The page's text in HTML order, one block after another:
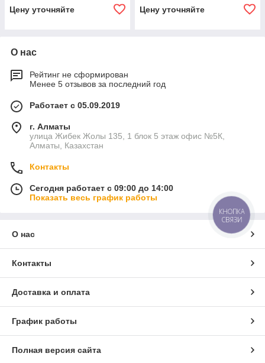
Цену уточняйте Цену уточняйте
О нас
Рейтинг не сформирован
Менее 5 отзывов за последний год
Работает с 05.09.2019
г. Алматы
улица Жибек Жолы 135, 1 блок 5 этаж офис №5К,
Алматы, Казахстан
Контакты
Сегодня работает с 09:00 до 14:00
Показать весь график работы
О нас
Контакты
Доставка и оплата
График работы
Полная версия сайта
КНОПКА
СВЯЗИ